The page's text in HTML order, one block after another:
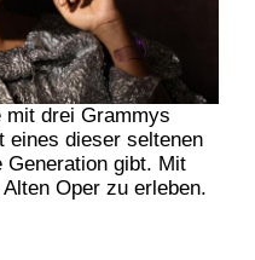
mit drei Grammys
eines dieser seltenen
Generation gibt. Mit
Oper zu erleben.